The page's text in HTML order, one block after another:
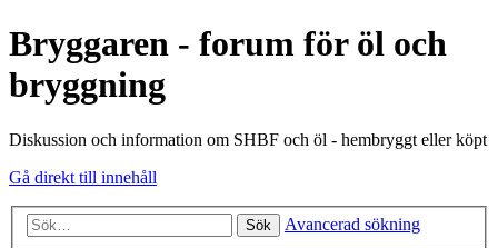
Bryggaren - forum för öl och
bryggning
Diskussion och information om SHBF och öl - hembryggt eller köpt
Gå direkt till innehåll
Sök Avancerad sökning